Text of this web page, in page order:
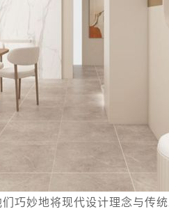
巧妙地将现代设计理念与传